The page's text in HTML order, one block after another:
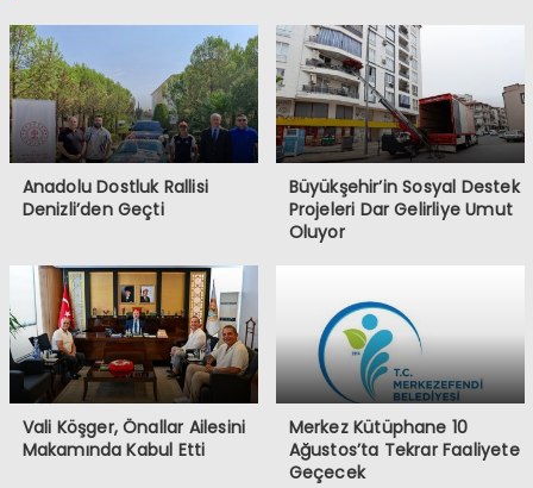
Anadolu Dostluk Rallisi
Denizli’den Geçti
Büyükşehir’in Sosyal Destek
Projeleri Dar Gelirliye Umut
Oluyor
Vali Köşger, Önallar Ailesini
Makamında Kabul Etti
Merkez Kütüphane 10
Ağustos’ta Tekrar Faaliyete
Geçecek